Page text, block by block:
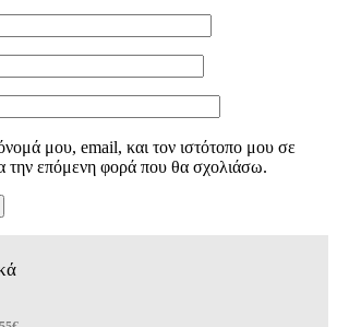
μου, email, και τον ιστότοπο μου σε
την επόμενη φορά που θα σχολιάσω.